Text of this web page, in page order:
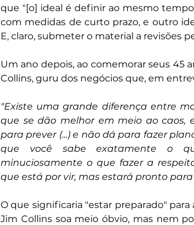
que "[o] ideal é definir ao mesmo
com medidas de curto prazo, e outro
E, claro, submeter o material a revisões
Um ano depois, ao comemorar seus 45
Collins, guru dos negócios que, em
"Existe uma grande diferença entre
que se dão melhor em meio ao
para prever (...) e não dá para fazer
que você sabe exatamente o
minuciosamente o que fazer a
que está por vir, mas estará pronto
O que significaria "estar preparado"
Jim Collins soa meio óbvio, mas nem